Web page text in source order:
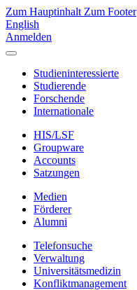
Zum Hauptinhalt Zum Footer
English
Anmelden
Studieninteressierte
Studierende
Forschende
Internationale
HIS/LSF
Groupware
Accounts
Satzungen
Medien
Förderer
Alumni
Telefonsuche
Verwaltung
Universitätsmedizin
Konfliktmanagement